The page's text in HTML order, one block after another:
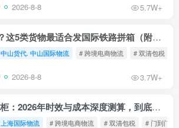
2026-8-8 5.7W+
去欧洲散货走铁路？这5类货物最适合发国际铁路拼箱（附禁运清单）
中山货代. 中山国际物流 # 跨境电商物流 # 双清包税
2026-8-8 3.7W+
铁路拼箱VS海运整柜：2026年时效与成本深度测算，到底能省多少钱？
上海国际物流 # 跨境电商物流 # 双清包税 # 门到门物